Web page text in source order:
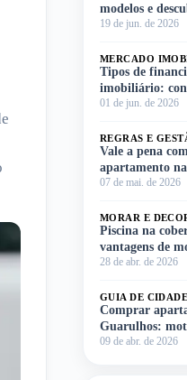
modelos e
para você
19 de jun. de 2026
MERCADO
Tipos de
imobiliário:
Meu Imóvel e
01 de jun. de 2026
REGRAS E
Vale a pena
apartamento
completo para
07 de mai. de 2026
MORAR E
Piscina na
vantagens de
com lazer no
28 de abr. de 2026
GUIA DE
Comprar
Guarulhos:
na região
09 de abr. de 2026